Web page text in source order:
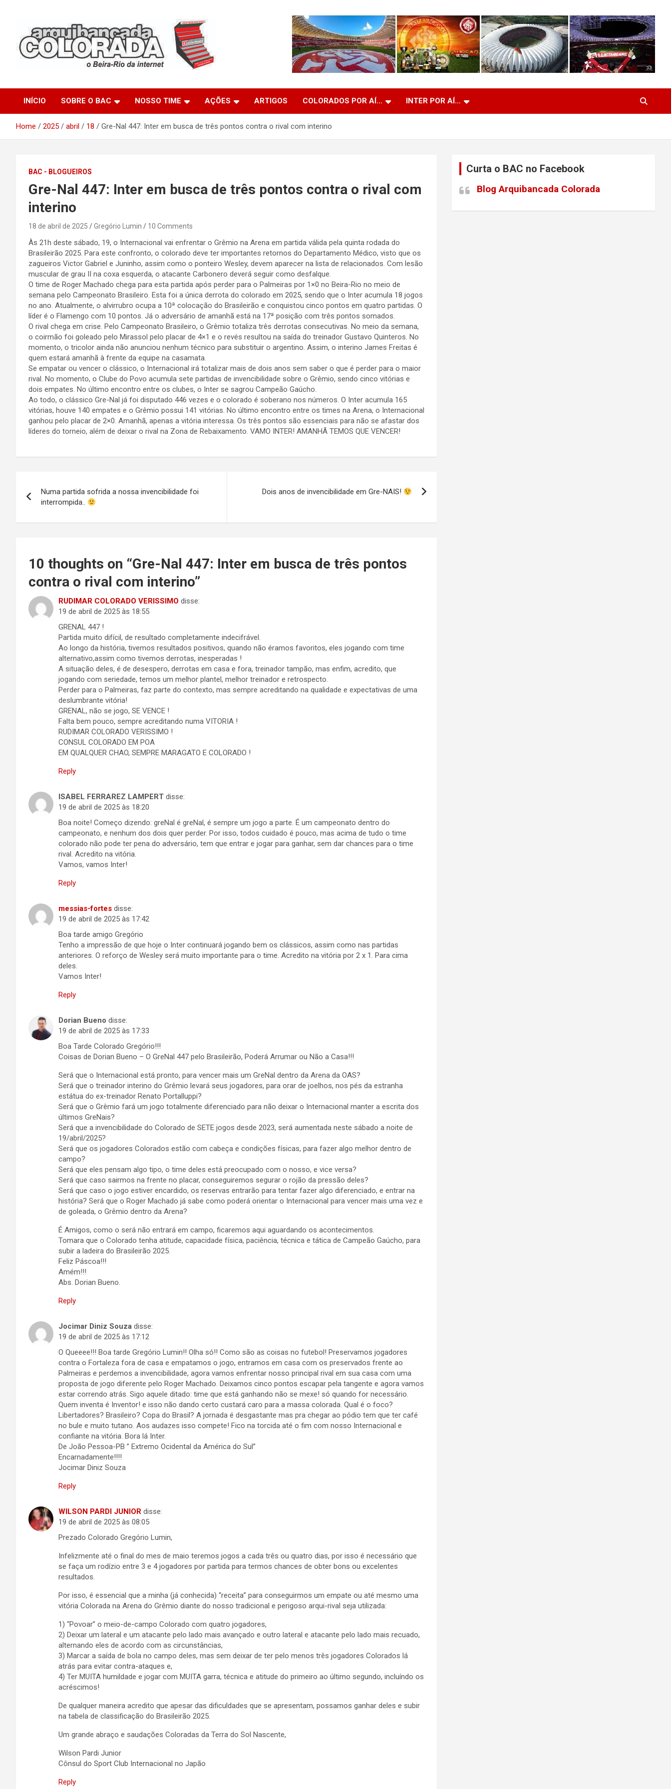
Arquibancada Colorada
INÍCIO SOBRE O BAC NOSSO TIME AÇÕES ARTIGOS COLORADOS POR AÍ… INTER POR AÍ…
Home 2025 abril 18 Gre-Nal 447: Inter em busca de três pontos contra o rival com interino
BAC - BLOGUEIROS
Gre-Nal 447: Inter em busca de três pontos contra o rival com
interino
18 de abril de 2025 Gregório Lumin 10 Comments
Às 21h deste sábado, 19, o Internacional vai enfrentar o Grêmio na Arena em partida válida pela quinta rodada do
Brasileirão 2025. Para este confronto, o colorado deve ter importantes retornos do Departamento Médico, visto que os
zagueiros Victor Gabriel e Juninho, assim como o ponteiro Wesley, devem aparecer na lista de relacionados. Com lesão
muscular de grau II na coxa esquerda, o atacante Carbonero deverá seguir como desfalque.
O time de Roger Machado chega para esta partida após perder para o Palmeiras por 1×0 no Beira-Rio no meio de
semana pelo Campeonato Brasileiro. Esta foi a única derrota do colorado em 2025, sendo que o Inter acumula 18 jogos
no ano. Atualmente, o alvirrubro ocupa a 10ª colocação do Brasileirão e conquistou cinco pontos em quatro partidas. O
líder é o Flamengo com 10 pontos. Já o adversário de amanhã está na 17ª posição com três pontos somados.
O rival chega em crise. Pelo Campeonato Brasileiro, o Grêmio totaliza três derrotas consecutivas. No meio da semana,
o coirmão foi goleado pelo Mirassol pelo placar de 4×1 e o revés resultou na saída do treinador Gustavo Quinteros. No
momento, o tricolor ainda não anunciou nenhum técnico para substituir o argentino. Assim, o interino James Freitas é
quem estará amanhã à frente da equipe na casamata.
Se empatar ou vencer o clássico, o Internacional irá totalizar mais de dois anos sem saber o que é perder para o maior
rival. No momento, o Clube do Povo acumula sete partidas de invencibilidade sobre o Grêmio, sendo cinco vitórias e
dois empates. No último encontro entre os clubes, o Inter se sagrou Campeão Gaúcho.
Ao todo, o clássico Gre-Nal já foi disputado 446 vezes e o colorado é soberano nos números. O Inter acumula 165
vitórias, houve 140 empates e o Grêmio possui 141 vitórias. No último encontro entre os times na Arena, o Internacional
ganhou pelo placar de 2×0. Amanhã, apenas a vitória interessa. Os três pontos são essenciais para não se afastar dos
líderes do torneio, além de deixar o rival na Zona de Rebaixamento. VAMO INTER! AMANHÃ TEMOS QUE VENCER!
de
Post
Numa partida sofrida a nossa invencibilidade foi
interrompida..
Dois anos de invencibilidade em Gre-NAIS!
10 thoughts on “Gre-Nal 447: Inter em busca de três pontos
contra o rival com interino”
RUDIMAR COLORADO VERISSIMO disse:
19 de abril de 2025 às 18:55
GRENAL 447 !
Partida muito difícil, de resultado completamente indecifrável.
Ao longo da história, tivemos resultados positivos, quando não éramos favoritos, eles jogando com time
alternativo,assim como tivemos derrotas, inesperadas !
A situação deles, é de desespero, derrotas em casa e fora, treinador tampão, mas enfim, acredito, que
jogando com seriedade, temos um melhor plantel, melhor treinador e retrospecto.
Perder para o Palmeiras, faz parte do contexto, mas sempre acreditando na qualidade e expectativas de uma
deslumbrante vitória!
GRENAL, não se jogo, SE VENCE !
Falta bem pouco, sempre acreditando numa VITORIA !
RUDIMAR COLORADO VERISSIMO !
CONSUL COLORADO EM POA
EM QUALQUER CHAO, SEMPRE MARAGATO E COLORADO !
Reply
ISABEL FERRAREZ LAMPERT disse:
19 de abril de 2025 às 18:20
Boa noite! Começo dizendo: greNal é greNal, é sempre um jogo a parte. É um campeonato dentro do
campeonato, e nenhum dos dois quer perder. Por isso, todos cuidado é pouco, mas acima de tudo o time
colorado não pode ter pena do adversário, tem que entrar e jogar para ganhar, sem dar chances para o time
rival. Acredito na vitória.
Vamos, vamos Inter!
Reply
messias-fortes disse:
19 de abril de 2025 às 17:42
Boa tarde amigo Gregório
Tenho a impressão de que hoje o Inter continuará jogando bem os clássicos, assim como nas partidas
anteriores. O reforço de Wesley será muito importante para o time. Acredito na vitória por 2 x 1. Para cima
deles.
Vamos Inter!
Reply
Dorian Bueno disse:
19 de abril de 2025 às 17:33
Boa Tarde Colorado Gregório!!!
Coisas de Dorian Bueno – O GreNal 447 pelo Brasileirão, Poderá Arrumar ou Não a Casa!!!
Será que o Internacional está pronto, para vencer mais um GreNal dentro da Arena da OAS?
Será que o treinador interino do Grêmio levará seus jogadores, para orar de joelhos, nos pés da estranha
estátua do ex-treinador Renato Portalluppi?
Será que o Grêmio fará um jogo totalmente diferenciado para não deixar o Internacional manter a escrita dos
últimos GreNais?
Será que a invencibilidade do Colorado de SETE jogos desde 2023, será aumentada neste sábado a noite de
19/abril/2025?
Será que os jogadores Colorados estão com cabeça e condições físicas, para fazer algo melhor dentro de
campo?
Será que eles pensam algo tipo, o time deles está preocupado com o nosso, e vice versa?
Será que caso sairmos na frente no placar, conseguiremos segurar o rojão da pressão deles?
Será que caso o jogo estiver encardido, os reservas entrarão para tentar fazer algo diferenciado, e entrar na
história? Será que o Roger Machado já sabe como poderá orientar o Internacional para vencer mais uma vez e
de goleada, o Grêmio dentro da Arena?
É Amigos, como o será não entrará em campo, ficaremos aqui aguardando os acontecimentos.
Tomara que o Colorado tenha atitude, capacidade física, paciência, técnica e tática de Campeão Gaúcho, para
subir a ladeira do Brasileirão 2025.
Feliz Páscoa!!!
Amém!!!
Abs. Dorian Bueno.
Reply
Jocimar Diniz Souza disse:
19 de abril de 2025 às 17:12
O Queeee!!! Boa tarde Gregório Lumin!! Olha só!! Como são as coisas no futebol! Preservamos jogadores
contra o Fortaleza fora de casa e empatamos o jogo, entramos em casa com os preservados frente ao
Palmeiras e perdemos a invencibilidade, agora vamos enfrentar nosso principal rival em sua casa com uma
proposta de jogo diferente pelo Roger Machado. Deixamos cinco pontos escapar pela tangente e agora vamos
estar correndo atrás. Sigo aquele ditado: time que está ganhando não se mexe! só quando for necessário.
Quem inventa é Inventor! e isso não dando certo custará caro para a massa colorada. Qual é o foco?
Libertadores? Brasileiro? Copa do Brasil? A jornada é desgastante mas pra chegar ao pódio tem que ter café
no bule e muito tutano. Aos audazes isso compete! Fico na torcida até o fim com nosso Internacional e
confiante na vitória. Bora lá Inter.
De João Pessoa-PB ” Extremo Ocidental da América do Sul”
Encarnadamente!!!!
Jocimar Diniz Souza
Reply
WILSON PARDI JUNIOR disse:
19 de abril de 2025 às 08:05
Prezado Colorado Gregório Lumin,
Infelizmente até o final do mes de maio teremos jogos a cada três ou quatro dias, por isso é necessário que
se faça um rodízio entre 3 e 4 jogadores por partida para termos chances de obter bons ou excelentes
resultados.
Por isso, é essencial que a minha (já conhecida) “receita” para conseguirmos um empate ou até mesmo uma
vitória Colorada na Arena do Grêmio diante do nosso tradicional e perigoso arqui-rival seja utilizada:
1) “Povoar” o meio-de-campo Colorado com quatro jogadores,
2) Deixar um lateral e um atacante pelo lado mais avançado e outro lateral e atacante pelo lado mais recuado,
alternando eles de acordo com as circunstâncias,
3) Marcar a saída de bola no campo deles, mas sem deixar de ter pelo menos três jogadores Colorados lá
atrás para evitar contra-ataques e,
4) Ter MUITA humildade e jogar com MUITA garra, técnica e atitude do primeiro ao último segundo, incluíndo os
acréscimos!
De qualquer maneira acredito que apesar das dificuldades que se apresentam, possamos ganhar deles e subir
na tabela de classificação do Brasileirão 2025.
Um grande abraço e saudações Coloradas da Terra do Sol Nascente,
Wilson Pardi Junior
Cônsul do Sport Club Internacional no Japão
Reply
Curta o BAC no Facebook
Blog Arquibancada Colorada